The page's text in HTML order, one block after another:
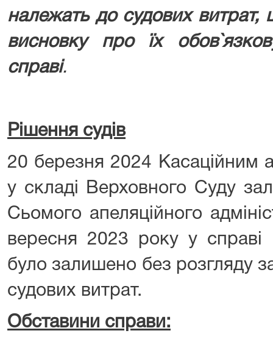
належать до судових
висновку про їх
справі.
Рішення судів
20 березня 2024 Касаційним
у складі Верховного Суду
Сьомого апеляційного
вересня 2023 року у
було залишено без розгляду
судових витрат.
Обставини справи: